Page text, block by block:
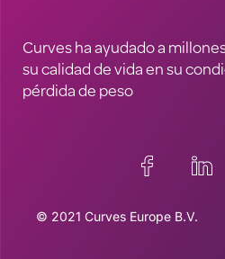
Curves ha ayudado a
su calidad de vida en su
pérdida de peso
© 2021 Curves Europe B.V.